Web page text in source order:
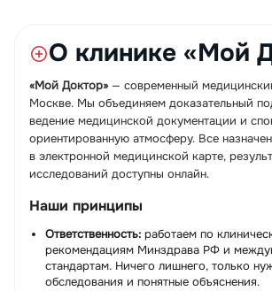
О клинике «Мой
«Мой Доктор» — современный
Москве. Мы объединяем доказательный
ведение медицинской документации и
ориентированную атмосферу. Все
в электронной медицинской карте,
исследований доступны онлайн.
Наши принципы
Ответственность: работаем по
рекомендациям Минздрава РФ и
стандартам. Ничего лишнего, только
обследования и понятные объяснения.